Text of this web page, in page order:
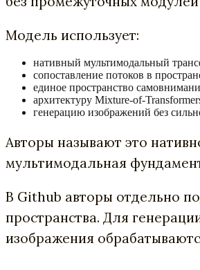
Модель использует:
нативный мультимодальный
сопоставление потоков в
единое пространство
архитектуру Mixture-of-
генерацию изображений без
Авторы называют это
мультимодальная
В Github авторы отдельно
пространства. Для
изображения